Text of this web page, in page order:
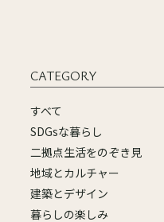
CATEGORY
すべて
SDGsな暮らし
二拠点生活をのぞき見
地域とカルチャー
建築とデザイン
暮らしの楽しみ